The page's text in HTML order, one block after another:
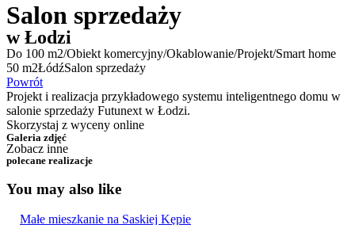
Salon sprzedaży
w Łodzi
Do 100 m2/Obiekt komercyjny/Okablowanie/Projekt/Smart home
50 m2ŁódźSalon sprzedaży
Powrót
Projekt i realizacja przykładowego systemu inteligentnego domu w
salonie sprzedaży Futunext w Łodzi.
Skorzystaj z wyceny online
Galeria zdjęć
Zobacz inne
polecane realizacje
You may also like
Małe mieszkanie na Saskiej Kępie